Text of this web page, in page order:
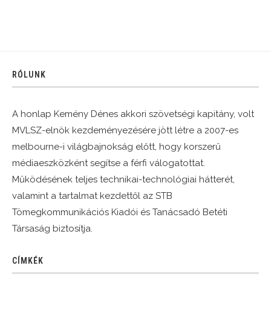
RÓLUNK
A honlap Kemény Dénes akkori szövetségi kapitány, volt
MVLSZ-elnök kezdeményezésére jött létre a 2007-es
melbourne-i világbajnokság előtt, hogy korszerű
médiaeszközként segítse a férfi válogatottat.
Működésének teljes technikai-technológiai hátterét,
valamint a tartalmat kezdettől az STB
Tömegkommunikációs Kiadói és Tanácsadó Betéti
Társaság biztosítja.
CÍMKÉK